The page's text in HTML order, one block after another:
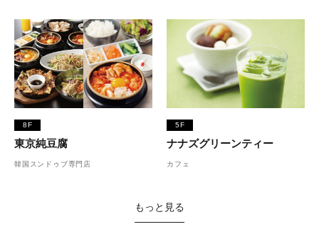
8F
東京純豆腐
韓国スンドゥブ専門店
5F
ナナズグリーンティー
カフェ
もっと見る